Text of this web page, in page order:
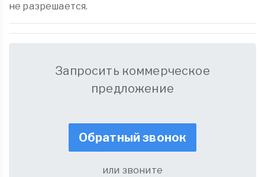
не разрешается.
Запросить коммерческое
предложение
Обратный звонок
или звоните